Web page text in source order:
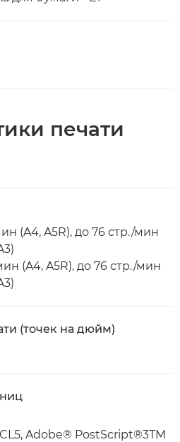
печати
(A4, A5R), до 76 стр./мин
(A4, A5R), до 76 стр./мин
(точек на дюйм)
Adobe® PostScript®3TM